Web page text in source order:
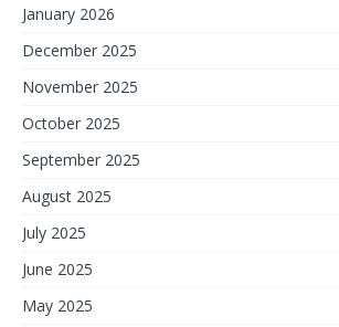
January 2026
December 2025
November 2025
October 2025
September 2025
August 2025
July 2025
June 2025
May 2025